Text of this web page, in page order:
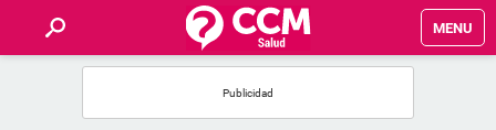
MENU